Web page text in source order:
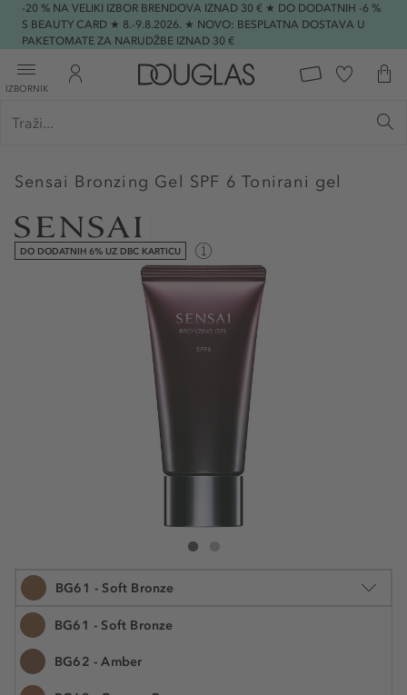
-20 % NA VELIKI IZBOR BRENDOVA IZNAD 30 € ★ DO DODATNIH -6 %
S BEAUTY CARD ★ 8.-9.8.2026. ★ NOVO: BESPLATNA DOSTAVA U
PAKETOMATE ZA NARUDŽBE IZNAD 30 €
IZBORNIK
Sensai Bronzing Gel SPF 6 Tonirani gel
DO DODATNIH 6% UZ DBC KARTICU
Sensai Bronzing Gel SPF 6
BG61 - Soft Bronze
BG61 - Soft Bronze
BG62 - Amber